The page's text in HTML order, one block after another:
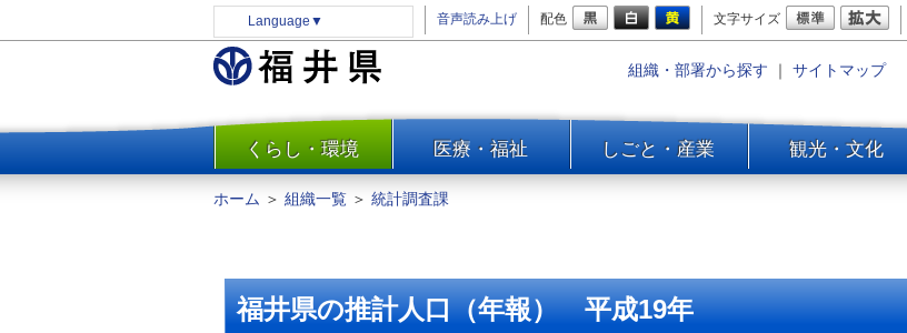
Language ▼ 音声読み上げ 配色 文字サイズ
組織・部署から探す ｜ サイトマップ
一覧
くらし・環境 医療・福祉 しごと・産業 観光・文化
防災
水道・エネルギー
住まい・土地
ホーム ＞ 組織一覧 ＞ 統計調査課
福井県の推計人口（年報） 平成19年